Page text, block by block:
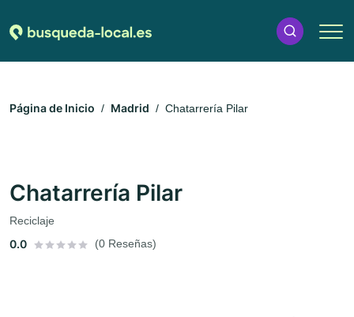
Página de Inicio Madrid Chatarrería Pilar
Chatarrería Pilar
Reciclaje
0.0 (0 Reseñas)